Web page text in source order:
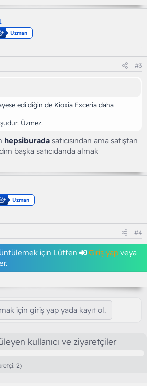
Uzman
#3
edildiğin de Kioxia Exceria daha
Üzmez.
hepsiburada satıcısından ama satıştan
başka satıcıdanda almak
Uzman
#4
için Lütfen Giriş yap veya
için giriş yap yada kayıt ol.
kullanıcı ve ziyaretçiler
2)